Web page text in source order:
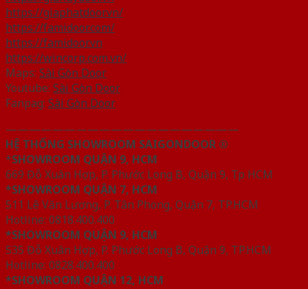
https://giaphatdoor.vn/
https://famidoor.com/
https://famidoor.vn
https://wincorp.com.vn/
Maps: Sài Gòn Door
Youtube: Sài Gòn Door
Fanpag: Sài Gòn Door
————————————————————
HỆ THỐNG SHOWROOM SAIGONDOOR ®
*SHOWROOM QUẬN 9, HCM
669 Đỗ Xuân Hợp, P. Phước Long B, Quận 9, Tp HCM
*SHOWROOM QUẬN 7, HCM
511 Lê Văn Lương, P. Tân Phong, Quận 7, TP.HCM
Hotline: 0818.400.400
*SHOWROOM QUẬN 9, HCM
535 Đỗ Xuân Hợp, P. Phước Long B, Quận 9, TP.HCM
Hotline: 0828.400.400
*SHOWROOM QUẬN 12, HCM